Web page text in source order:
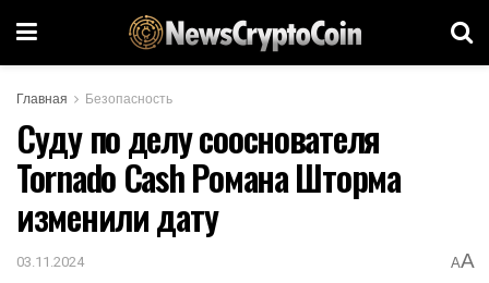
Главная Безопасность
Суду по делу сооснователя
Tornado Cash Романа Шторма
изменили дату
03.11.2024 AA